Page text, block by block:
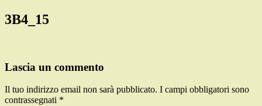
3B4_15
Lascia un commento
Il tuo indirizzo email non sarà pubblicato. I campi obbligatori sono
contrassegnati *